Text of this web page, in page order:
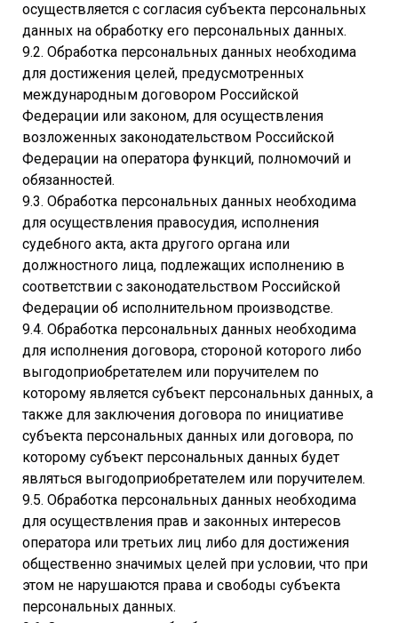
осуществляется с согласия субъекта персональных
данных на обработку его персональных данных.
9.2. Обработка персональных данных необходима
для достижения целей, предусмотренных
международным договором Российской
Федерации или законом, для осуществления
возложенных законодательством Российской
Федерации на оператора функций, полномочий и
обязанностей.
9.3. Обработка персональных данных необходима
для осуществления правосудия, исполнения
судебного акта, акта другого органа или
должностного лица, подлежащих исполнению в
соответствии с законодательством Российской
Федерации об исполнительном производстве.
9.4. Обработка персональных данных необходима
для исполнения договора, стороной которого либо
выгодоприобретателем или поручителем по
которому является субъект персональных данных, а
также для заключения договора по инициативе
субъекта персональных данных или договора, по
которому субъект персональных данных будет
являться выгодоприобретателем или поручителем.
9.5. Обработка персональных данных необходима
для осуществления прав и законных интересов
оператора или третьих лиц либо для достижения
общественно значимых целей при условии, что при
этом не нарушаются права и свободы субъекта
персональных данных.